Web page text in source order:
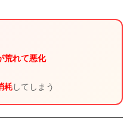
荒れて悪化
耗 してしまう